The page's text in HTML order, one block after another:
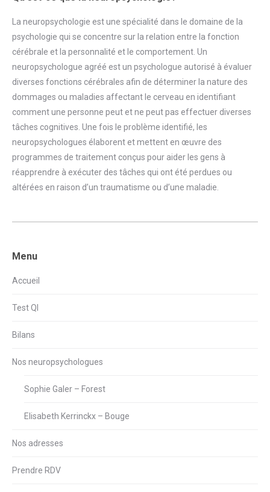
La neuropsychologie est une spécialité dans le domaine de la
psychologie qui se concentre sur la relation entre la fonction
cérébrale et la personnalité et le comportement. Un
neuropsychologue agréé est un psychologue autorisé à évaluer
diverses fonctions cérébrales afin de déterminer la nature des
dommages ou maladies affectant le cerveau en identifiant
comment une personne peut et ne peut pas effectuer diverses
tâches cognitives. Une fois le problème identifié, les
neuropsychologues élaborent et mettent en œuvre des
programmes de traitement conçus pour aider les gens à
réapprendre à exécuter des tâches qui ont été perdues ou
altérées en raison d’un traumatisme ou d’une maladie.
Menu
Accueil
Test QI
Bilans
Nos neuropsychologues
Sophie Galer – Forest
Elisabeth Kerrinckx – Bouge
Nos adresses
Prendre RDV